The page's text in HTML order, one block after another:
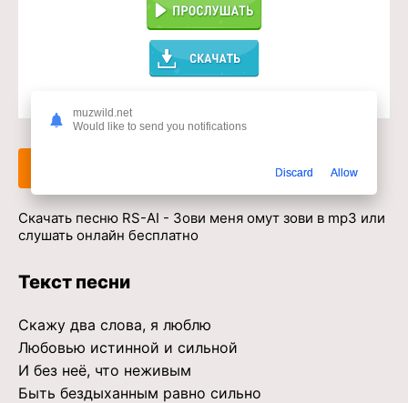
Доступ к музыкальному сервису
Скачать
Скачать песню RS-AI - Зови меня омут зови в mp3 или
слушать онлайн бесплатно
Текст песни
Скажу два слова, я люблю
Любовью истинной и сильной
И без неё, что неживым
Быть бездыханным равно сильно
muzwild.net
Would like to send you notifications
Discard Allow